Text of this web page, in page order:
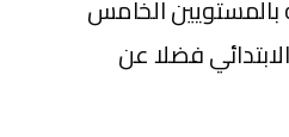
بالمستويين الخامس
فضلا عن